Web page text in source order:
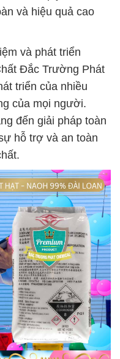
và hiệu quả cao
và phát triển
Đắc Trường Phát
triển của nhiều
của mọi người.
đến giải pháp toàn
hỗ trợ và an toàn